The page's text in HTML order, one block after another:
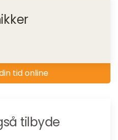
tid online
tilbyde